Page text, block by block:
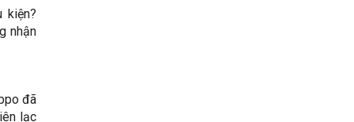
kiện?
nhận
đã
lạc